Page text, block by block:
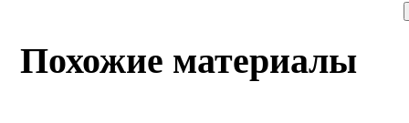
Похожие материалы